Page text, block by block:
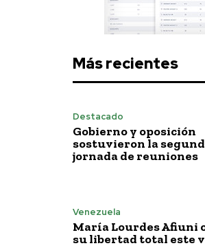
Más recientes
Destacado
Gobierno y oposición
sostuvieron la
jornada de reuniones
Venezuela
María Lourdes Afiuni
su libertad total este